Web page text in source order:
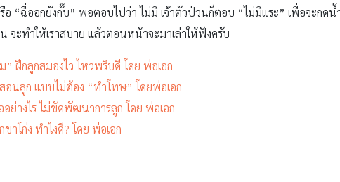
“ฉี่ออกยังกั๊บ” พอตอบไปว่า ไม่มี เจ้าตัวป่วนก็ตอบ “ไม่มีแระ” เพื่อจะกดน้
จะทำให้เราสบาย แล้วตอนหน้าจะมาเล่าให้ฟังครับ
” ฝึกลูกสมองไว ไหวพริบดี โดย พ่อเอก
อนลูก แบบไม่ต้อง “ทำโทษ” โดยพ่อเอก
ย่างไร ไม่ขัดพัฒนาการลูก โดย พ่อเอก
าโก่ง ทำไงดี? โดย พ่อเอก